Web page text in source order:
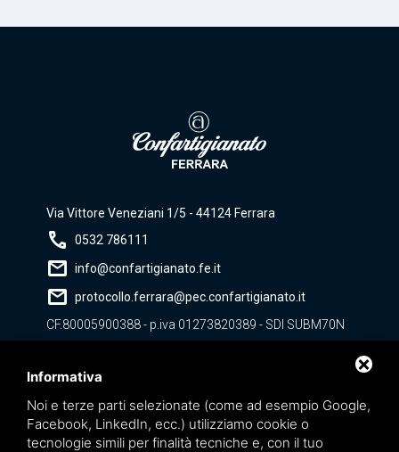
Via Vittore Veneziani 1/5 - 44124 Ferrara
call 0532 786111
mail info@confartigianato.fe.it
mail protocollo.ferrara@pec.confartigianato.it
CF.80005900388 - p.iva 01273820389 - SDI SUBM70N
Privacy policy
Informativa
Noi e terze parti selezionate (come ad esempio Google,
Facebook, LinkedIn, ecc.) utilizziamo cookie o
tecnologie simili per finalità tecniche e, con il tuo